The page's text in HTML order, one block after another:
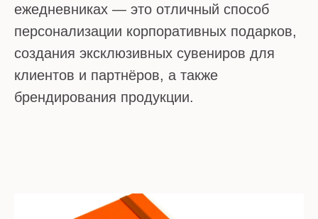
ежедневниках — это отличный способ
персонализации корпоративных подарков,
создания эксклюзивных сувениров для
клиентов и партнёров, а также
брендирования продукции.